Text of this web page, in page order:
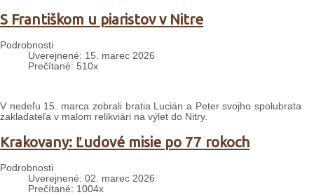
S Františkom u piaristov v Nitre
Podrobnosti
Uverejnené: 15. marec 2026
Prečítané: 510x
V nedeľu 15. marca zobrali bratia Lucián a Peter svojho spolubrata
zakladateľa v malom relikviári na výlet do Nitry.
Krakovany: Ľudové misie po 77 rokoch
Podrobnosti
Uverejnené: 02. marec 2026
Prečítané: 1004x